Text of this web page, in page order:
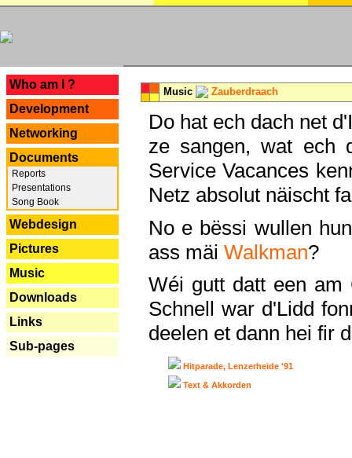
Who am I ?
Development
Networking
Documents
Reports
Presentations
Song Book
Webdesign
Pictures
Music
Downloads
Links
Sub-pages
Music Zauberdraach
Do hat ech dach net
ze sangen, wat ech
Service Vacances
Netz absolut näischt
No e bëssi wullen
ass mäi Walkman?
Wéi gutt datt een am
Schnell war d'Lidd
deelen et dann hei fir
Hitparade, Lenzerheide '91
Text & Akkorden